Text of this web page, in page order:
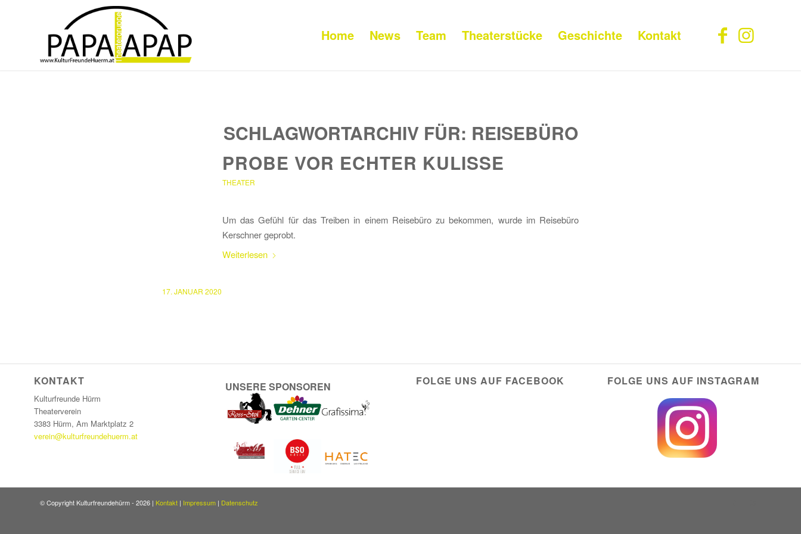
Home News Team Theaterstücke Geschichte Kontakt
SCHLAGWORTARCHIV FÜR: REISEBÜRO
PROBE VOR ECHTER KULISSE
THEATER
Um das Gefühl für das Treiben in einem Reisebüro zu bekommen, wurde im Reisebüro
Kerschner geprobt.
Weiterlesen
17. JANUAR 2020
KONTAKT
Kulturfreunde Hürm
Theaterverein
3383 Hürm, Am Marktplatz 2
verein@kulturfreundehuerm.at
UNSERE SPONSOREN FOLGE UNS AUF FACEBOOK FOLGE UNS AUF INSTAGRAM
© Copyright Kulturfreundehürm - 2026 | Kontakt | Impressum | Datenschutz